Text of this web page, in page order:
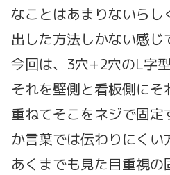
なことはあまりないらし
出した方法しかない感じ
今回は、3穴+2穴のL字
それを壁側と看板側にそ
重ねてそこをネジで固定
か言葉では伝わりにくい
あくまでも見た目重視の